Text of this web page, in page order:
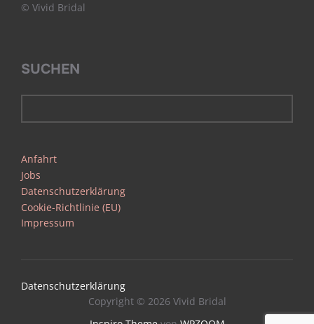
© Vivid Bridal
SUCHEN
Anfahrt
Jobs
Datenschutzerklärung
Cookie-Richtlinie (EU)
Impressum
Datenschutzerklärung
Copyright © 2026 Vivid Bridal